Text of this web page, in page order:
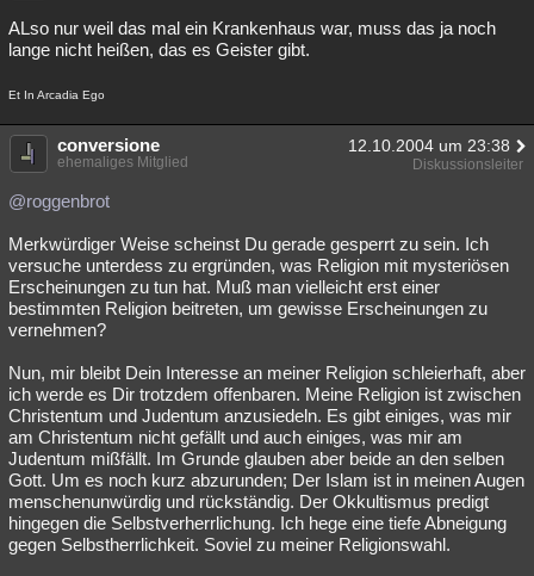
ALso nur weil das mal ein Krankenhaus war, muss das ja noch
lange nicht heißen, das es Geister gibt.
Et In Arcadia Ego
conversione 12.10.2004 um 23:38
ehemaliges Mitglied Diskussionsleiter
@roggenbrot
Merkwürdiger Weise scheinst Du gerade gesperrt zu sein. Ich
versuche unterdess zu ergründen, was Religion mit mysteriösen
Erscheinungen zu tun hat. Muß man vielleicht erst einer
bestimmten Religion beitreten, um gewisse Erscheinungen zu
vernehmen?
Nun, mir bleibt Dein Interesse an meiner Religion schleierhaft, aber
ich werde es Dir trotzdem offenbaren. Meine Religion ist zwischen
Christentum und Judentum anzusiedeln. Es gibt einiges, was mir
am Christentum nicht gefällt und auch einiges, was mir am
Judentum mißfällt. Im Grunde glauben aber beide an den selben
Gott. Um es noch kurz abzurunden; Der Islam ist in meinen Augen
menschenunwürdig und rückständig. Der Okkultismus predigt
hingegen die Selbstverherrlichung. Ich hege eine tiefe Abneigung
gegen Selbstherrlichkeit. Soviel zu meiner Religionswahl.